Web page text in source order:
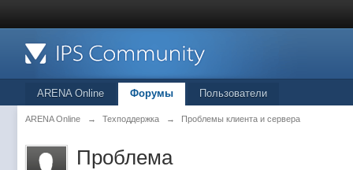
ARENA Online Форумы Пользователи
ARENA Online → Техподдержка → Проблемы клиента и сервера
Проблема